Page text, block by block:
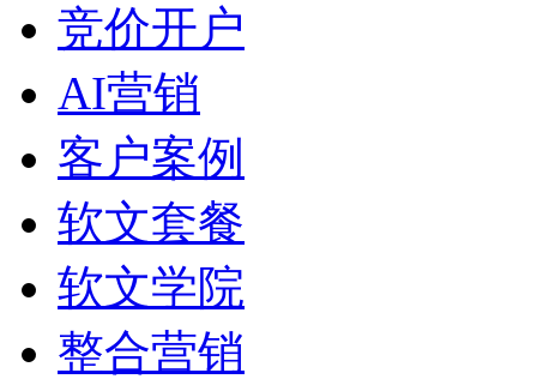
竞价开户
AI营销
客户案例
软文套餐
软文学院
整合营销